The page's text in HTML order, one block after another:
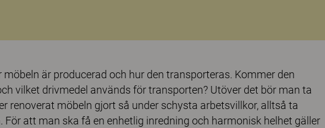
är producerad och hur den transporteras. Kommer den
vilket drivmedel används för transporten? Utöver det bör man ta
renoverat möbeln gjort så under schysta arbetsvillkor, alltså ta
För att man ska få en enhetlig inredning och harmonisk helhet gäller